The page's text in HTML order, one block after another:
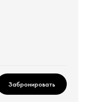
Забронировать